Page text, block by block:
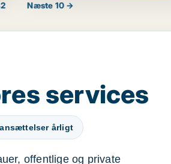
Næste 10 →
services
ansættelser årligt
offentlige og private